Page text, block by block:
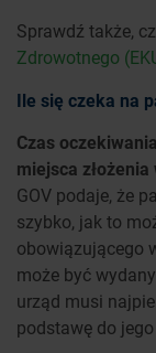
Sprawdź także,
Zdrowotnego
Ile się czeka na
Czas
miejsca
GOV podaje, że
szybko, jak to
obowiązującego
może być
urząd musi
podstawę do